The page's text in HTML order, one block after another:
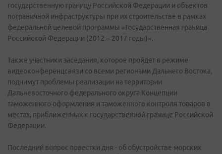
государственную границу Российской Федерации и объектов
пограничной инфраструктуры при их строительстве в рамках
федеральной целевой программы «Государственная граница
Российской Федерации (2012 – 2017 годы)».
Также участники заседания, которое пройдет в режиме
видеоконференцсвязи со всеми регионами Дальнего Востока,
поднимут проблемы реализации на территории
Дальневосточного федерального округа Концепции
таможенного оформления и таможенного контроля товаров в
местах, приближенных к государственной границе Российской
Федерации.
Последний вопрос повестки дня - об обустройстве морских